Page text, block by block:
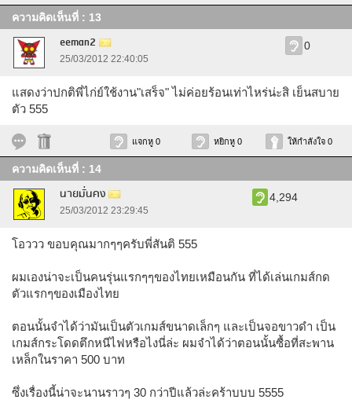
ความคิดเห็นที่ : 13
eeman2
25/03/2012 22:40:05
0
แสดงว่าปกติพี่ไก่ย์ใช้งาน"เสร็จ" ไม่ค่อยร้อนเท่าไหร่น่ะสิ เย็นสบาย
ตัว 555
แจกหู 0 หยิกหู 0 ให้กำลังใจ 0
ความคิดเห็นที่ : 14
นายมั่นคง
25/03/2012 23:29:45
4,294
โอววว ขอบคุณมากๆๆครับพี่สันติ 555
ผมเองน่าจะเป็นคนรุ่นแรกๆๆของไทยเหมือนกัน ที่ได้เล่นเกมส์กด
ตัวแรกๆของเมืองไทย
ตอนนั้นจำได้ว่ามันเป็นตัวเกมส์ขนาดเล็กๆ และเป็นจอขาวดำ เป็น
เกมส์กระโดดตึกหนีไฟหรือไงนี่ล่ะ ผมจำได้ว่าตอนนั้นซื้อที่สะพาน
เหล็กในราคา 500 บาท
ซึ่งเรื่องนี้น่าจะนานราวๆ 30 กว่าปีแล้วล่ะคร้าบบบ 5555